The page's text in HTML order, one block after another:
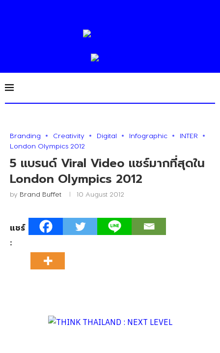
Branding Creativity Digital Infographic
INTER
London Olympics 2012
5 แบรนด์ Viral Video แชร์มากที่สุดใน
London Olympics 2012
by Brand Buffet 10 August 2012
แชร์
: